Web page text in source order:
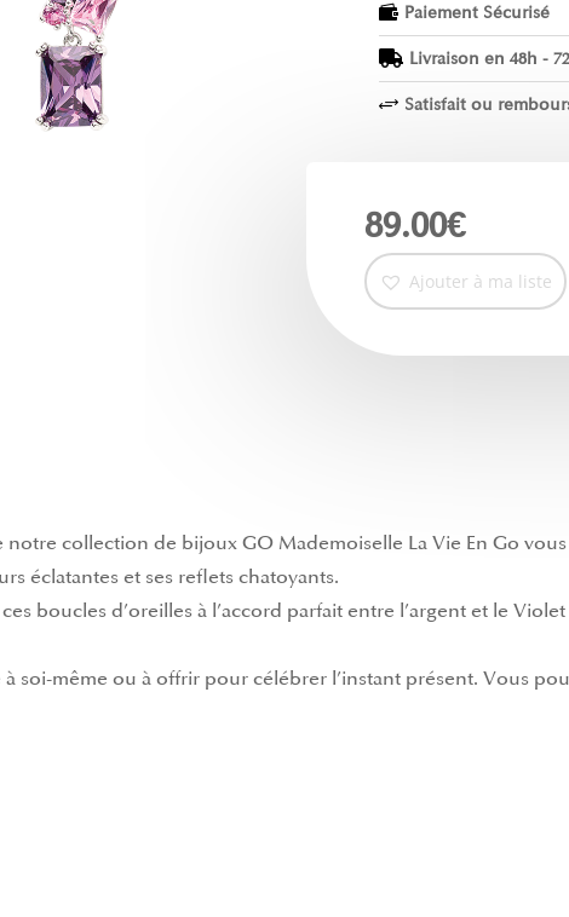
 Paiement Sécurisé
 Livraison en 48h -
+ Satisfait ou
89.00€
Ajouter à ma liste
notre collection de bijoux GO Mademoiselle La Vie En Go
éclatantes et ses reflets chatoyants.
boucles d’oreilles à l’accord parfait entre l’argent et le
à soi-même ou à offrir pour célébrer l’instant présent. Vous